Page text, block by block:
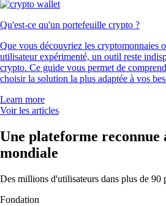
Qu'est-ce qu'un portefeuille crypto ?
Que vous découvriez les cryptomonnaies
utilisateur expérimenté, un outil reste
crypto. Ce guide vous permet de
choisir la solution la plus adaptée à vos
Learn more
Voir les articles
Une plateforme reconnue
mondiale
Des millions d'utilisateurs dans plus de 90
Fondation